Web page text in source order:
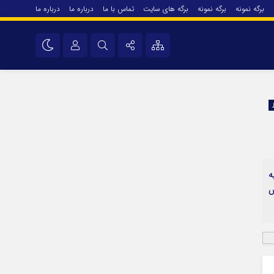
برگه نمونه برگه نمونه برگه های سایت تماس با ما درباره ما درباره ما